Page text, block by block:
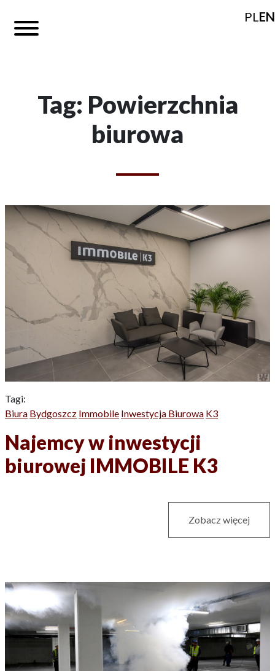
PLEN
Tag: Powierzchnia
biurowa
Tagi:
Biura Bydgoszcz Immobile Inwestycja Biurowa K3
Najemcy w inwestycji
biurowej IMMOBILE K3
Zobacz więcej